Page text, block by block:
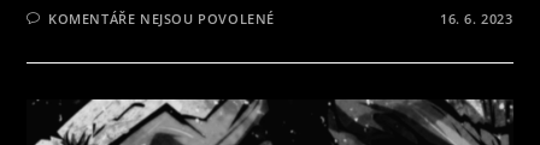
KOMENTÁŘE NEJSOU POVOLENÉ
NÁZVEM
PREMIÉRU
NOVÝ
16. 6. 2023